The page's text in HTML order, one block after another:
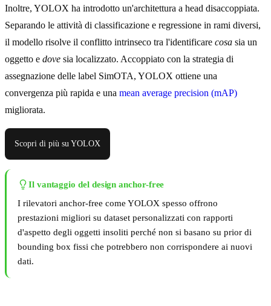
Inoltre, YOLOX ha introdotto un'architettura a head disaccoppiata.
Separando le attività di classificazione e regressione in rami diversi,
il modello risolve il conflitto intrinseco tra l'identificare cosa sia un
oggetto e dove sia localizzato. Accoppiato con la strategia di
assegnazione delle label SimOTA, YOLOX ottiene una
convergenza più rapida e una mean average precision (mAP)
migliorata.
Scopri di più su YOLOX
Il vantaggio del design anchor-free
I rilevatori anchor-free come YOLOX spesso offrono
prestazioni migliori su dataset personalizzati con rapporti
d'aspetto degli oggetti insoliti perché non si basano su prior di
bounding box fissi che potrebbero non corrispondere ai nuovi
dati.